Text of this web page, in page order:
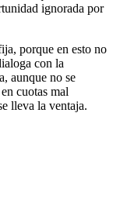
ignorada por
porque en esto no
con la
aunque no se
cuotas mal
lleva la ventaja.